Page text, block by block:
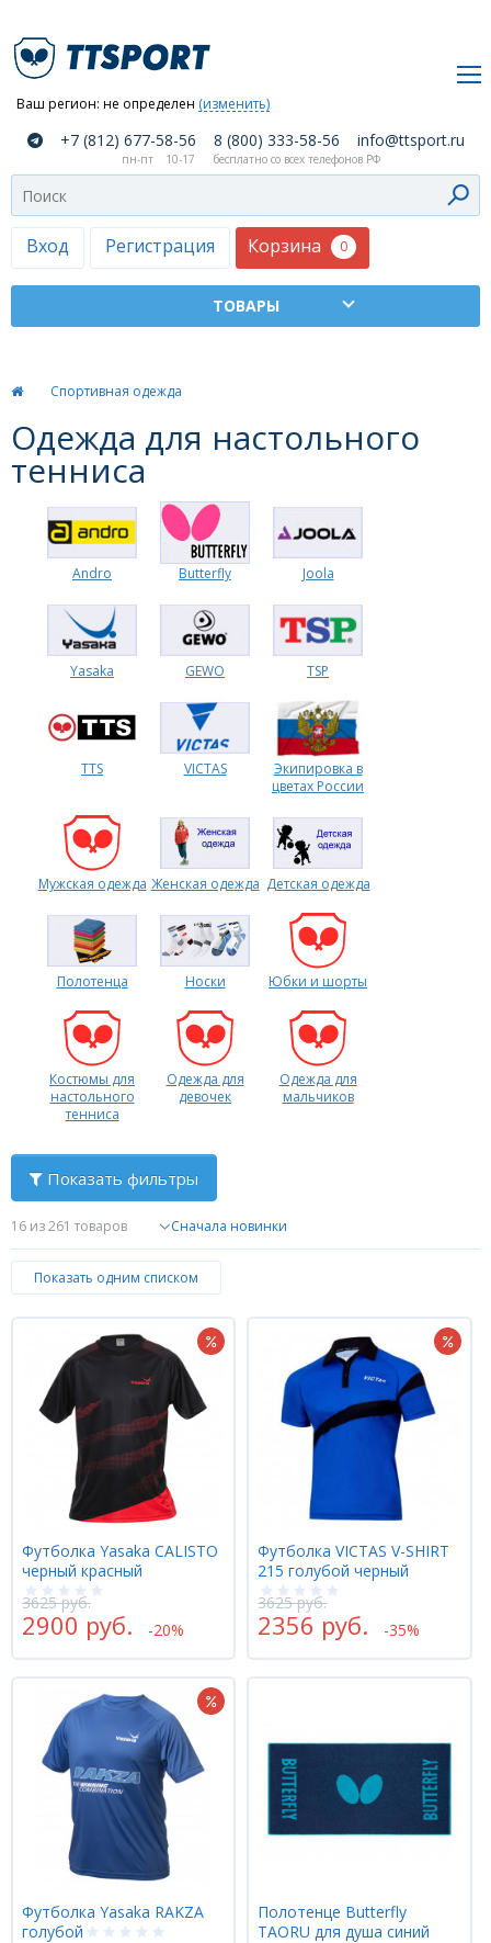
Ваш регион: не определен (изменить)
Вход Регистрация Корзина 0
компании
Как
сделать
заказ
Оплата
доставка
Москва
Дилеры
Контакты
Форум
Каталог
+7 (812) 677-58-56 8 (800) 333-58-56 info@ttsport.ru
пн-пт 10-17 бесплатно со всех телефонов РФ
Спортивная одежда
Одежда для настольного
тенниса
Andro Butterfly Joola
Yasaka GEWO TSP
TTS VICTAS
Экипировка в
цветах России
Мужская одежда Женская одежда Детская одежда
Полотенца Носки Юбки и шорты
Костюмы для
настольного
тенниса
Одежда для
девочек
Одежда для
мальчиков
Показать фильтры
16 из 261 товаров
Показать одним списком
Футболка Yasaka CALISTO
черный красный
3625 руб.
2900 руб. -20%
Футболка VICTAS V-SHIRT
215 голубой черный
3625 руб.
2356 руб. -35%
Футболка Yasaka RAKZA
голубой
Полотенце Butterfly
TAORU для душа синий